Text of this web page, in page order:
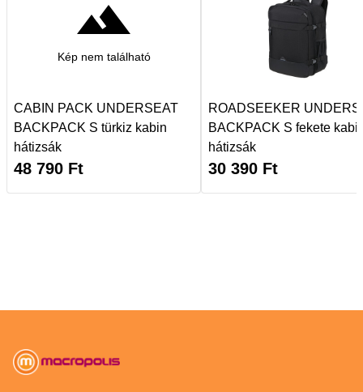
Kép nem található
CABIN PACK UNDERSEAT
BACKPACK S türkiz kabin
hátizsák
48 790 Ft
ROADSEEKER
BACKPACK S fekete
hátizsák
30 390 Ft